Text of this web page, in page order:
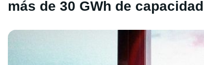
más de 30 GWh de capacidad